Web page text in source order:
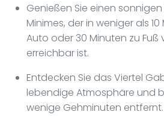
Genießen Sie einen
Minimes, der in weniger als
Auto oder 30 Minuten zu Fuß
erreichbar ist.
Entdecken Sie das Viertel
lebendige Atmosphäre und
wenige Gehminuten entfernt.